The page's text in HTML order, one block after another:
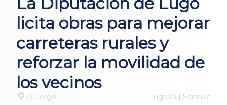
licita obras para mejorar
carreteras rurales y
reforzar la movilidad de
los vecinos
O Corgo LugoXa | SarriaXa